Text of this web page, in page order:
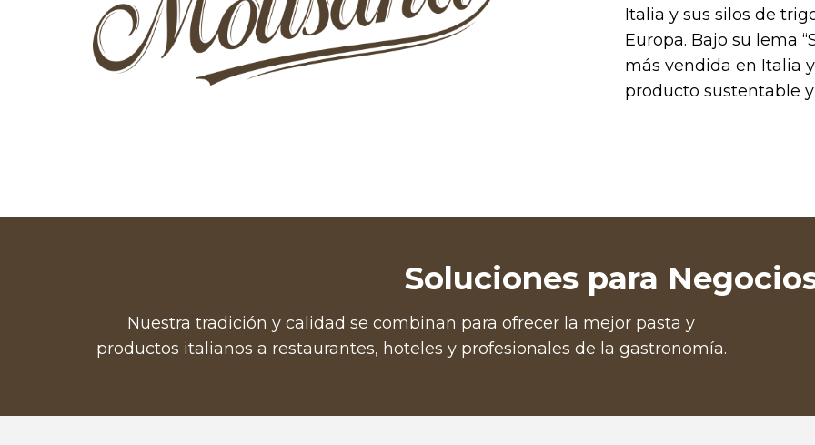
Italia y sus silos de
Europa. Bajo su lema
más vendida en Italia
producto sustentable
Soluciones para
Nuestra tradición y calidad se combinan para ofrecer la mejor pasta y
productos italianos a restaurantes, hoteles y profesionales de la gastronomía.